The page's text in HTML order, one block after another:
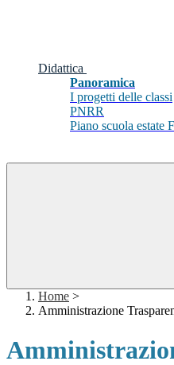
Didattica
Panoramica
I progetti delle classi
PNRR
Piano scuola estate
Home >
Amministrazione